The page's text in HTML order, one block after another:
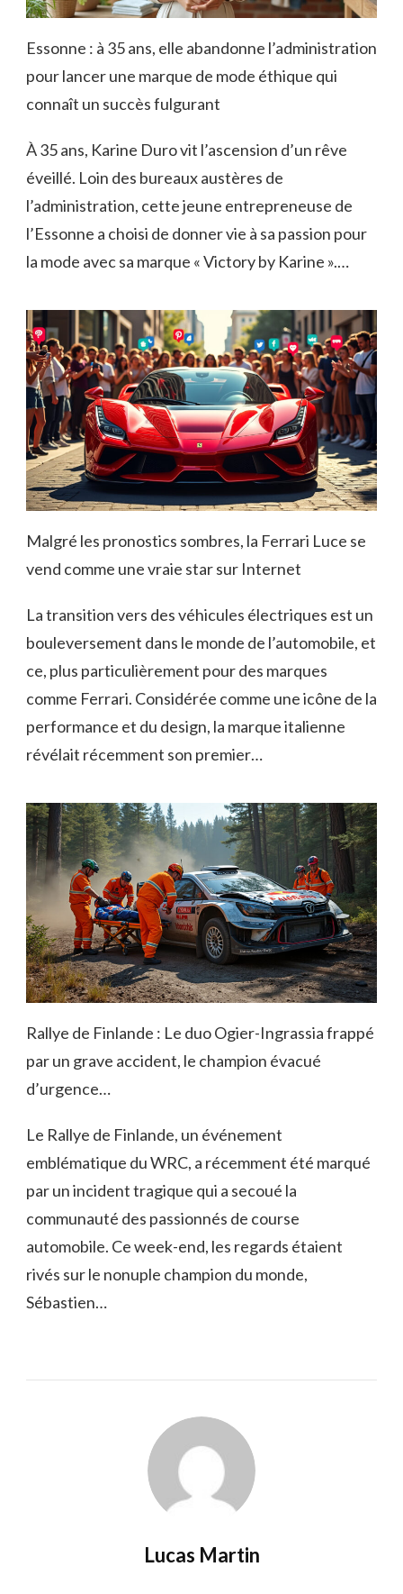
Essonne : à 35 ans, elle abandonne l’administration
pour lancer une marque de mode éthique qui
connaît un succès fulgurant
À 35 ans, Karine Duro vit l’ascension d’un rêve
éveillé. Loin des bureaux austères de
l’administration, cette jeune entrepreneuse de
l’Essonne a choisi de donner vie à sa passion pour
la mode avec sa marque « Victory by Karine ».…
Malgré les pronostics sombres, la Ferrari Luce se
vend comme une vraie star sur Internet
La transition vers des véhicules électriques est un
bouleversement dans le monde de l’automobile, et
ce, plus particulièrement pour des marques
comme Ferrari. Considérée comme une icône de la
performance et du design, la marque italienne
révélait récemment son premier…
Rallye de Finlande : Le duo Ogier-Ingrassia frappé
par un grave accident, le champion évacué
d’urgence…
Le Rallye de Finlande, un événement
emblématique du WRC, a récemment été marqué
par un incident tragique qui a secoué la
communauté des passionnés de course
automobile. Ce week-end, les regards étaient
rivés sur le nonuple champion du monde,
Sébastien…
Lucas Martin